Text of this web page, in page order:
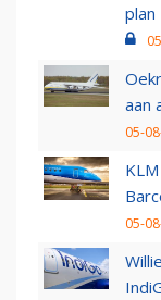
plan
aan
05-
05-